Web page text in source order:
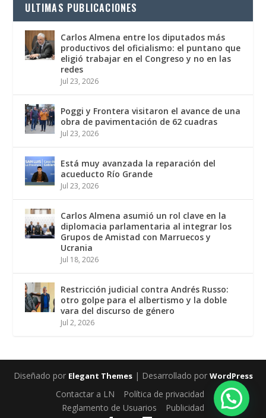
ULTIMAS PUBLICACIONES
Carlos Almena entre los diputados más
productivos del oficialismo: el puntano que
eligió trabajar en el Congreso y no en las
redes
Jul 23, 2026
Poggi y Frontera visitaron el avance de una
obra de pavimentación de 62 cuadras
Jul 23, 2026
Está muy avanzada la reparación del
acueducto Río Grande
Jul 23, 2026
Carlos Almena asumió un rol clave en la
diplomacia parlamentaria al integrar los
Grupos de Amistad con Marruecos y
Ucrania
Jul 18, 2026
Restricción judicial contra Andrés Russo:
otro golpe para el albertismo y la doble
vara del discurso de género
Jul 2, 2026
Diseñado por Elegant Themes| Desarrollado por WordPress
Contactar a LN
Política de privacidad
Reglamento de Usuarios
Publicidad